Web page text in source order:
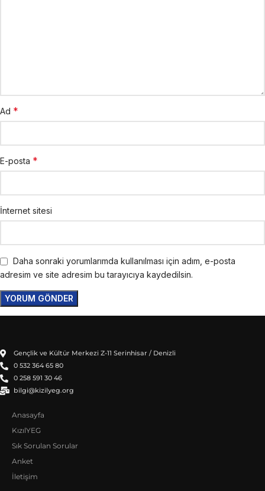
Ad *
E-posta *
İnternet sitesi
Daha sonraki yorumlarımda kullanılması için adım, e-posta
adresim ve site adresim bu tarayıcıya kaydedilsin.
Gençlik ve Kültür Merkezi Z-11 Serinhisar / Denizli
0 532 364 65 80
0 258 591 30 46
bilgi@kizilyeg.org
Anasayfa
KızılYEG
Sık Sorulan Sorular
Anket
İletişim